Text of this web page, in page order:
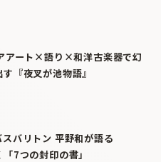
アート×語り×和洋古楽器で幻
『夜叉が池物語』
バリトン 平野和が語る
7つの封印の書」